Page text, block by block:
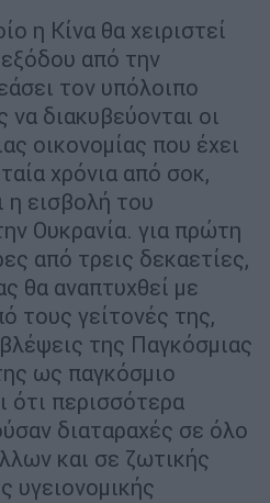
η Κίνα θα χειριστεί
από την
τον υπόλοιπο
διακυβεύονται οι
οικονομίας που έχει
χρόνια από σοκ,
η εισβολή του
Ουκρανία. για πρώτη
από τρεις δεκαετίες,
θα αναπτυχθεί με
τους γείτονές της,
της Παγκόσμιας
ως παγκόσμιο
ότι περισσότερα
διαταραχές σε όλο
και σε ζωτικής
υγειονομικής